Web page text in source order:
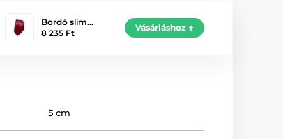
Bordó slim…
8 235 Ft
Vásárláshoz
5 cm